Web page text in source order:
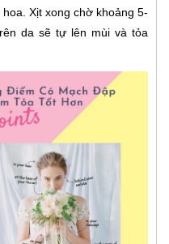
Xịt xong chờ khoảng 5-
da sẽ tự lên mùi và tỏa